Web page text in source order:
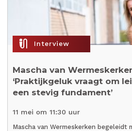
mic_external_on Interview
Mascha van
‘Praktijkgeluk vraagt om
een stevig fundament’
11 mei om 11:30 uur
Mascha van Wermeskerken begeleidt